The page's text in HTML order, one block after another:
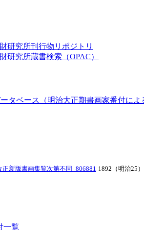
研究所刊行物リポジトリ
研究所蔵書検索（OPAC）
タベース（明治大正期書画家番付によ
正新版書画集覧次第不同_806881 1892（明治25）
一覧